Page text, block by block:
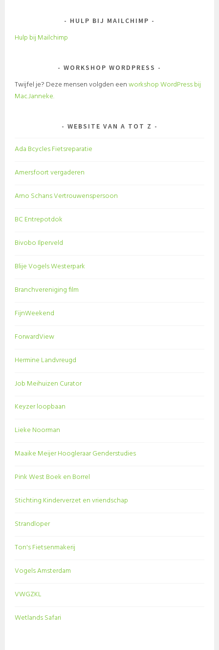
HULP BIJ MAILCHIMP
Hulp bij Mailchimp
WORKSHOP WORDPRESS
Twijfel je? Deze mensen volgden eenworkshop WordPress bij
Mac.Janneke.
WEBSITE VAN A TOT Z
Ada Bcycles Fietsreparatie
Amersfoort vergaderen
Arno Schans Vertrouwenspersoon
BC Entrepotdok
Bivobo Ilperveld
Blije Vogels Westerpark
Branchvereniging film
FijnWeekend
ForwardView
Hermine Landvreugd
Job Meihuizen Curator
Keyzer loopbaan
Lieke Noorman
Maaike Meijer Hoogleraar Genderstudies
Pink West Boek en Borrel
Stichting Kinderverzet en vriendschap
Strandloper
Ton's Fietsenmakerij
Vogels Amsterdam
VWGZKL
Wetlands Safari